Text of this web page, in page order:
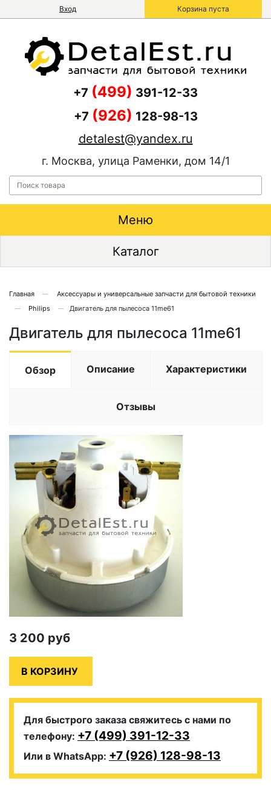
Вход Корзина пуста
+7 (499) 391-12-33
+7 (926) 128-98-13
detalest@yandex.ru
г. Москва, улица Раменки, дом 14/1
Меню
Каталог
Главная
Аксессуары и универсальные запчасти для бытовой техники
Philips
Двигатель для пылесоса 11me61
Двигатель для пылесоса 11me61
Обзор Описание Характеристики
Отзывы
3 200 руб
Для быстрого заказа свяжитесь с нами по
телефону: +7 (499) 391-12-33
Или в WhatsApp: +7 (926) 128-98-13